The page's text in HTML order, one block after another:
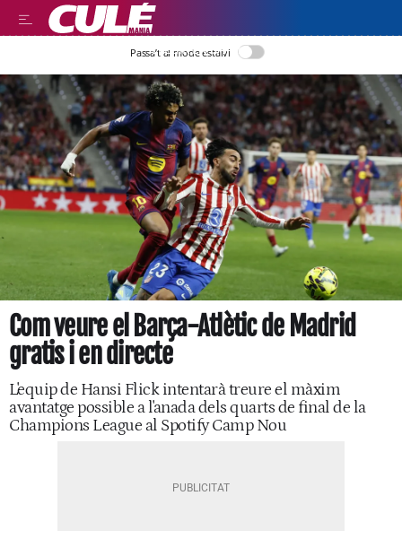
LLEGIR EN CATALÀ
Passa’t al mode estalvi
Com veure el Barça-Atlètic de Madrid
gratis i en directe
L'equip de Hansi Flick intentarà treure el màxim
avantatge possible a l'anada dels quarts de final de la
Champions League al Spotify Camp Nou